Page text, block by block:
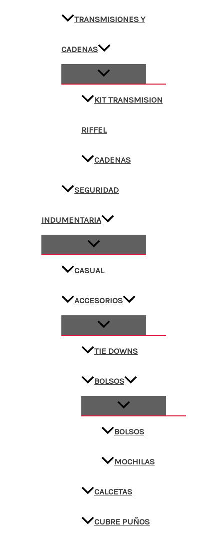
TRANSMISIONES Y
CADENAS
KIT TRANSMISION
RIFFEL
CADENAS
SEGURIDAD
INDUMENTARIA
CASUAL
ACCESORIOS
TIE DOWNS
BOLSOS
BOLSOS
MOCHILAS
CALCETAS
CUBRE PUÑOS